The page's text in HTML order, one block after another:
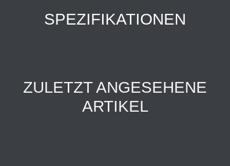
SPEZIFIKATIONEN
ZULETZT ANGESEHENE
ARTIKEL